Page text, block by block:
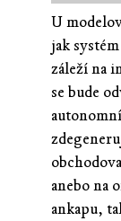
U
jak
záleží na
se bude
anebo na
ankapu,